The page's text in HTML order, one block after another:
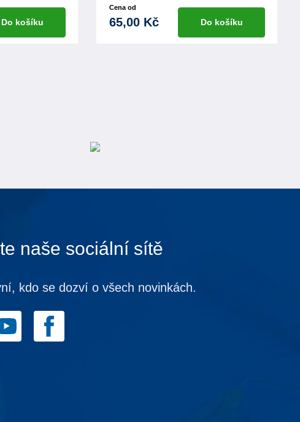
Do košíku
Cena od
65,00 Kč Do košíku
naše sociální sítě
kdo se dozví o všech novinkách.